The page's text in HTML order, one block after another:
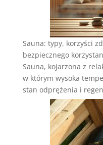
Sauna: typy, korzyści
bezpiecznego
Sauna, kojarzona z
w którym wysoka
stan odprężenia i